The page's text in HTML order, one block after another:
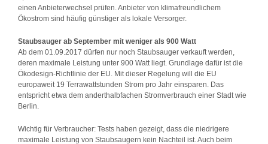
einen Anbieterwechsel prüfen. Anbieter von klimafreundlichem
Ökostrom sind häufig günstiger als lokale Versorger.
Staubsauger ab September mit weniger als 900 Watt
Ab dem 01.09.2017 dürfen nur noch Staubsauger verkauft werden,
deren maximale Leistung unter 900 Watt liegt. Grundlage dafür ist die
Ökodesign-Richtlinie der EU. Mit dieser Regelung will die EU
europaweit 19 Terrawattstunden Strom pro Jahr einsparen. Das
entspricht etwa dem anderthalbfachen Stromverbrauch einer Stadt wie
Berlin.
Wichtig für Verbraucher: Tests haben gezeigt, dass die niedrigere
maximale Leistung von Staubsaugern kein Nachteil ist. Auch beim